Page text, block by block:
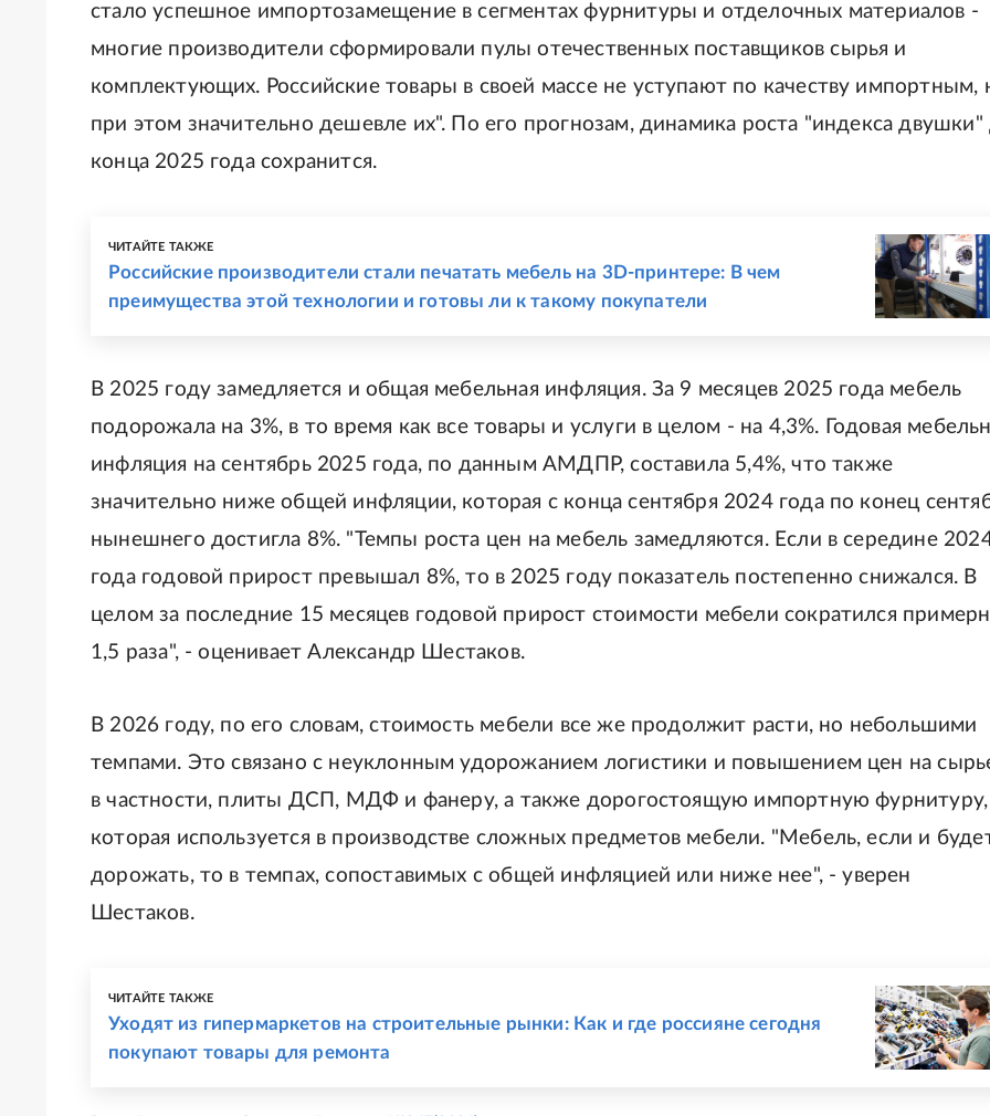
стало успешное импортозамещение в сегментах фурнитуры и отделочных материалов -
многие производители сформировали пулы отечественных поставщиков сырья и
комплектующих. Российские товары в своей массе не уступают по качеству импортным,
при этом значительно дешевле их". По его прогнозам, динамика роста "индекса двушки"
конца 2025 года сохранится.
ЧИТАЙТЕ ТАКЖЕ
Российские производители стали печатать мебель на 3D-принтере: В чем
преимущества этой технологии и готовы ли к такому покупатели
В 2025 году замедляется и общая мебельная инфляция. За 9 месяцев 2025 года мебель
подорожала на 3%, в то время как все товары и услуги в целом - на 4,3%. Годовая
инфляция на сентябрь 2025 года, по данным АМДПР, составила 5,4%, что также
значительно ниже общей инфляции, которая с конца сентября 2024 года по конец
нынешнего достигла 8%. "Темпы роста цен на мебель замедляются. Если в середине
года годовой прирост превышал 8%, то в 2025 году показатель постепенно снижался. В
целом за последние 15 месяцев годовой прирост стоимости мебели сократился
1,5 раза", - оценивает Александр Шестаков.
В 2026 году, по его словам, стоимость мебели все же продолжит расти, но небольшими
темпами. Это связано с неуклонным удорожанием логистики и повышением цен на
в частности, плиты ДСП, МДФ и фанеру, а также дорогостоящую импортную фурнитуру,
которая используется в производстве сложных предметов мебели. "Мебель, если и
дорожать, то в темпах, сопоставимых с общей инфляцией или ниже нее", - уверен
Шестаков.
ЧИТАЙТЕ ТАКЖЕ
Уходят из гипермаркетов на строительные рынки: Как и где россияне сегодня
покупают товары для ремонта